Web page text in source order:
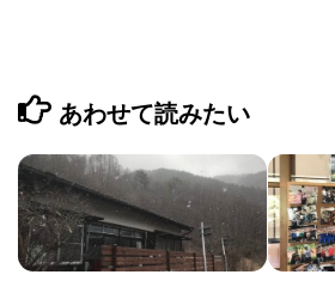
あわせて読みたい